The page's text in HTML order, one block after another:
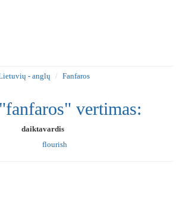
- anglų Fanfaros
vertimas:
daiktavardis
flourish